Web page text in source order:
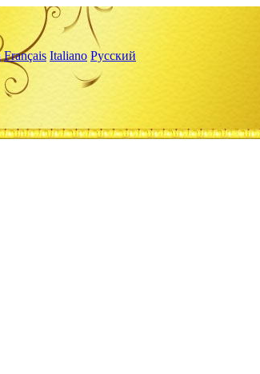
Français Italiano Русский